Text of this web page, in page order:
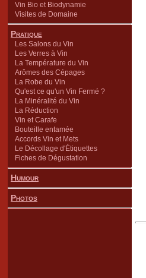
Vin Bio et Biodynamie
Visites de Domaine
Pratique
Les Salons du Vin
Les Verres à Vin
La Température du Vin
Arômes des Cépages
La Robe du Vin
Qu'est ce qu'un Vin Fermé ?
La Minéralité du Vin
La Réduction
Vin et Carafe
Bouteille entamée
Accords Vin et Mets
Le Décollage d'Étiquettes
Fiches de Dégustation
Humour
Photos